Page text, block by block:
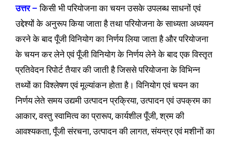
उत्तर – किसी भी परियोजना का चयन उसके उपलब्ध साधनों एवं
उद्देश्यों के अनुरूप किया जाता है तथा परियोजना के साध्यता अध्ययन
करने के बाद पूँजी विनियोग का निर्णय लिया जाता है और परियोजना
के चयन कर लेने एवं पूँजी विनियोग के निर्णय लेने के बाद एक विस्तृत
प्रतिवेदन रिपोर्ट तैयार की जाती है जिससे परियोजना के विभिन्न
तथ्यों का विश्लेषण एवं मूल्यांकन होता है। विनियोग एवं चयन का
निर्णय लेते समय उद्यमी उत्पादन प्रक्रिया, उत्पादन एवं उपक्रम का
आकार, वस्तु स्वामित्व का प्रारूप, कार्यशील पूँजी, श्रम की
आवश्यकता, पूँजी संरचना, उत्पादन की लागत, संयन्त्र एवं मशीनों का